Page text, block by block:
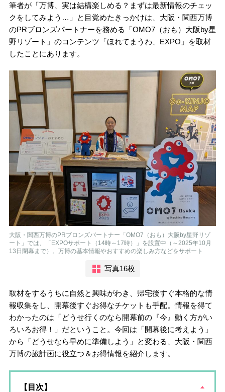
筆者が「万博、実は結構楽しめる？まずは最新情報のチェッ
クをしてみよう…」と目覚めたきっかけは、大阪・関西万博
のPRブロンズパートナーを務める「OMO7（おも）大阪by星
野リゾート」のコンテンツ「ほれてまうわ、EXPO」を取材
したことにあります。
大阪・関西万博のPRブロンズパートナー「OMO7（おも）大阪by星野リゾ
ート」では、「EXPOサポート（14時～17時）」を設置中（～2025年10月
13日閉幕まで）。万博の基本情報やおすすめの楽しみ方などをサポート
写真16枚
取材をするうちに自然と興味がわき、帰宅後すぐ本格的な情
報収集をし、開幕後すぐお得なチケットも手配。情報を得て
わかったのは「どうせ行くのなら開幕前の『今』動く方がい
ろいろお得！」だということ。今回は「開幕後に考えよう」
から「どうせなら早めに準備しよう」と変わる、大阪・関西
万博の旅計画に役立つ＆お得情報を紹介します。
【目次】